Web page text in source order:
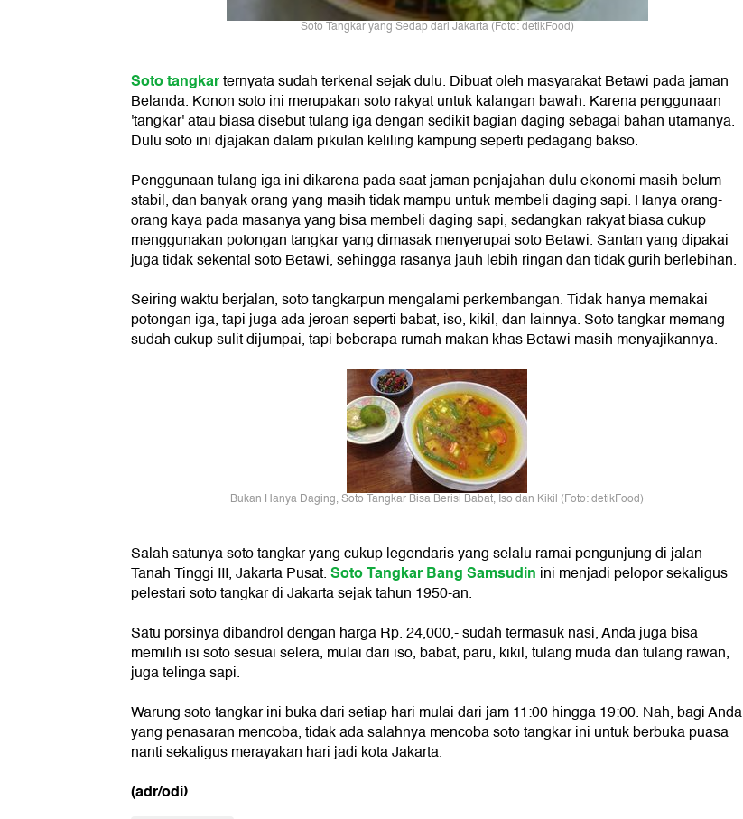
Soto Tangkar yang Sedap dari Jakarta (Foto: detikFood)
Soto tangkarternyata sudah terkenal sejak dulu. Dibuat oleh masyarakat Betawi pada jaman
Belanda. Konon soto ini merupakan soto rakyat untuk kalangan bawah. Karena penggunaan
'tangkar' atau biasa disebut tulang iga dengan sedikit bagian daging sebagai bahan utamanya.
Dulu soto ini djajakan dalam pikulan keliling kampung seperti pedagang bakso.
Penggunaan tulang iga ini dikarena pada saat jaman penjajahan dulu ekonomi masih belum
stabil, dan banyak orang yang masih tidak mampu untuk membeli daging sapi. Hanya orang-
orang kaya pada masanya yang bisa membeli daging sapi, sedangkan rakyat biasa cukup
menggunakan potongan tangkar yang dimasak menyerupai soto Betawi. Santan yang dipakai
juga tidak sekental soto Betawi, sehingga rasanya jauh lebih ringan dan tidak gurih berlebihan.
Seiring waktu berjalan, soto tangkarpun mengalami perkembangan. Tidak hanya memakai
potongan iga, tapi juga ada jeroan seperti babat, iso, kikil, dan lainnya. Soto tangkar memang
sudah cukup sulit dijumpai, tapi beberapa rumah makan khas Betawi masih menyajikannya.
Bukan Hanya Daging, Soto Tangkar Bisa Berisi Babat, Iso dan Kikil (Foto: detikFood)
Salah satunya soto tangkar yang cukup legendaris yang selalu ramai pengunjung di jalan
Tanah Tinggi III, Jakarta Pusat.Soto Tangkar Bang Samsudin ini menjadi pelopor sekaligus
pelestari soto tangkar di Jakarta sejak tahun 1950-an.
Satu porsinya dibandrol dengan harga Rp. 24,000,- sudah termasuk nasi, Anda juga bisa
memilih isi soto sesuai selera, mulai dari iso, babat, paru, kikil, tulang muda dan tulang rawan,
juga telinga sapi.
Warung soto tangkar ini buka dari setiap hari mulai dari jam 11:00 hingga 19:00. Nah, bagi Anda
yang penasaran mencoba, tidak ada salahnya mencoba soto tangkar ini untuk berbuka puasa
nanti sekaligus merayakan hari jadi kota Jakarta.
(adr/odi)